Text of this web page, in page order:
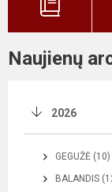
Naujienų
2026
GEGUŽĖ (10)
BALANDIS